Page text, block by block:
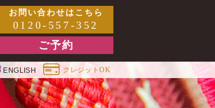
お問い合わせはこちら
0120-557-352
ご予約
ENGLISH クレジットOK